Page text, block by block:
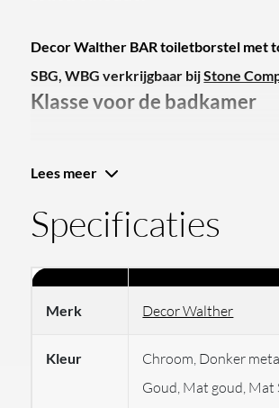
Decor Walther BAR toiletborstel met
SBG, WBG verkrijgbaar bijStone
Klasse voor de badkamer
functionaliteit en stijl in de badkamer.
opgericht door Harald Walther in 1973
heeft zich gevestigd als een
hoogwaardige badkamerartikelen
merk is geworteld in het bieden van
een veeleisend publiek, en de BAR-serie
Lees meer
Specificaties
Merk Decor Walther
Kleur
Chroom, Donker
Goud, Mat goud, Mat